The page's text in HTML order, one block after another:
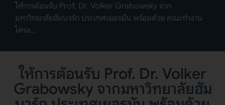
ให้การต้อนรับ Prof. Dr. Volker Grabowsky จาก
มหาวิทยาลัยฮัมบวร์ก ประเทศเยอรมัน พร้อมด้วย คณะทำงาน
โครง…
ให้การต้อนรับ Prof. Dr. Volker
Grabowsky จากมหาวิทยาลัยฮัม